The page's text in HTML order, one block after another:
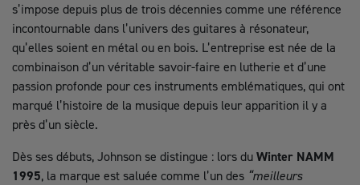
s’impose depuis plus de trois décennies comme une référence
incontournable dans l’univers des guitares à résonateur,
qu’elles soient en métal ou en bois. L’entreprise est née de la
combinaison d’un véritable savoir-faire en lutherie et d’une
passion profonde pour ces instruments emblématiques, qui ont
marqué l’histoire de la musique depuis leur apparition il y a
près d’un siècle.
Dès ses débuts, Johnson se distingue : lors duWinter NAMM
1995, la marque est saluée comme l’un des “meilleurs